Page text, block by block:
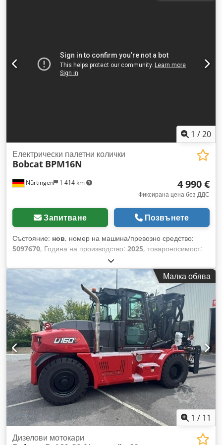
1 /20
Nürtingen 1 414 km
Електрически палетни колички
Bobcat BPM16N
4 990 €
Фиксирана цена без ДДС
Запитване Позвънете
Състояние: нов, номер на машина/превозно средство:
5097670, Година на производство: 2025, товароносимост:
, височина на повдигане:
600 мм, тип гориво:електрически, тип мачта:друго,
строителна височина: 1 300 мм, напрежение на батерията:
, дължина на вилиците:1 150 мм, общо тегло:
5097670 Dksdpsytldgofx Akpjr Сериен номер: OBWN3-0000
Характеристики на акумулатора: 25,6 V, 150 Ah
Малка обява
1 / 11
Дизелови мотокари